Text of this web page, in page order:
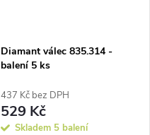
Diamant válec 835.314 -
balení 5 ks
437 Kč bez DPH
529 Kč
Skladem 5 balení